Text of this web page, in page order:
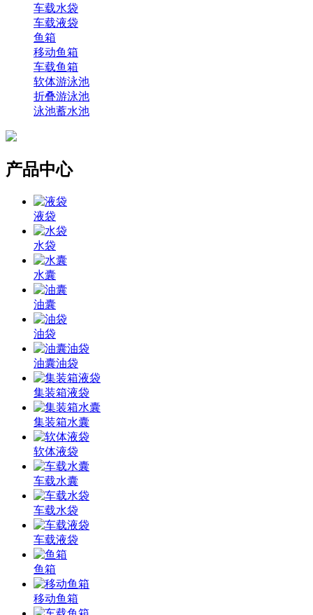
车载水袋
车载液袋
鱼箱
移动鱼箱
车载鱼箱
软体游泳池
折叠游泳池
泳池蓄水池
产品中心
液袋
水袋
水囊
油囊
油袋
油囊油袋
集装箱液袋
集装箱水囊
软体液袋
车载水囊
车载水袋
车载液袋
鱼箱
移动鱼箱